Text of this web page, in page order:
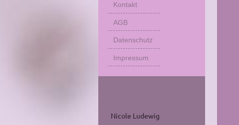
Kontakt
AGB
Datenschutz
Impressum
Nicole Ludewig